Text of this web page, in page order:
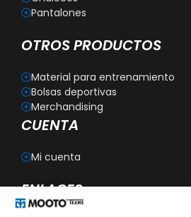
Pantalones
OTROS PRODUCTOS
Material para entrenamiento
Bolsas deportivas
Merchandising
CUENTA
Mi cuenta
ENLACES